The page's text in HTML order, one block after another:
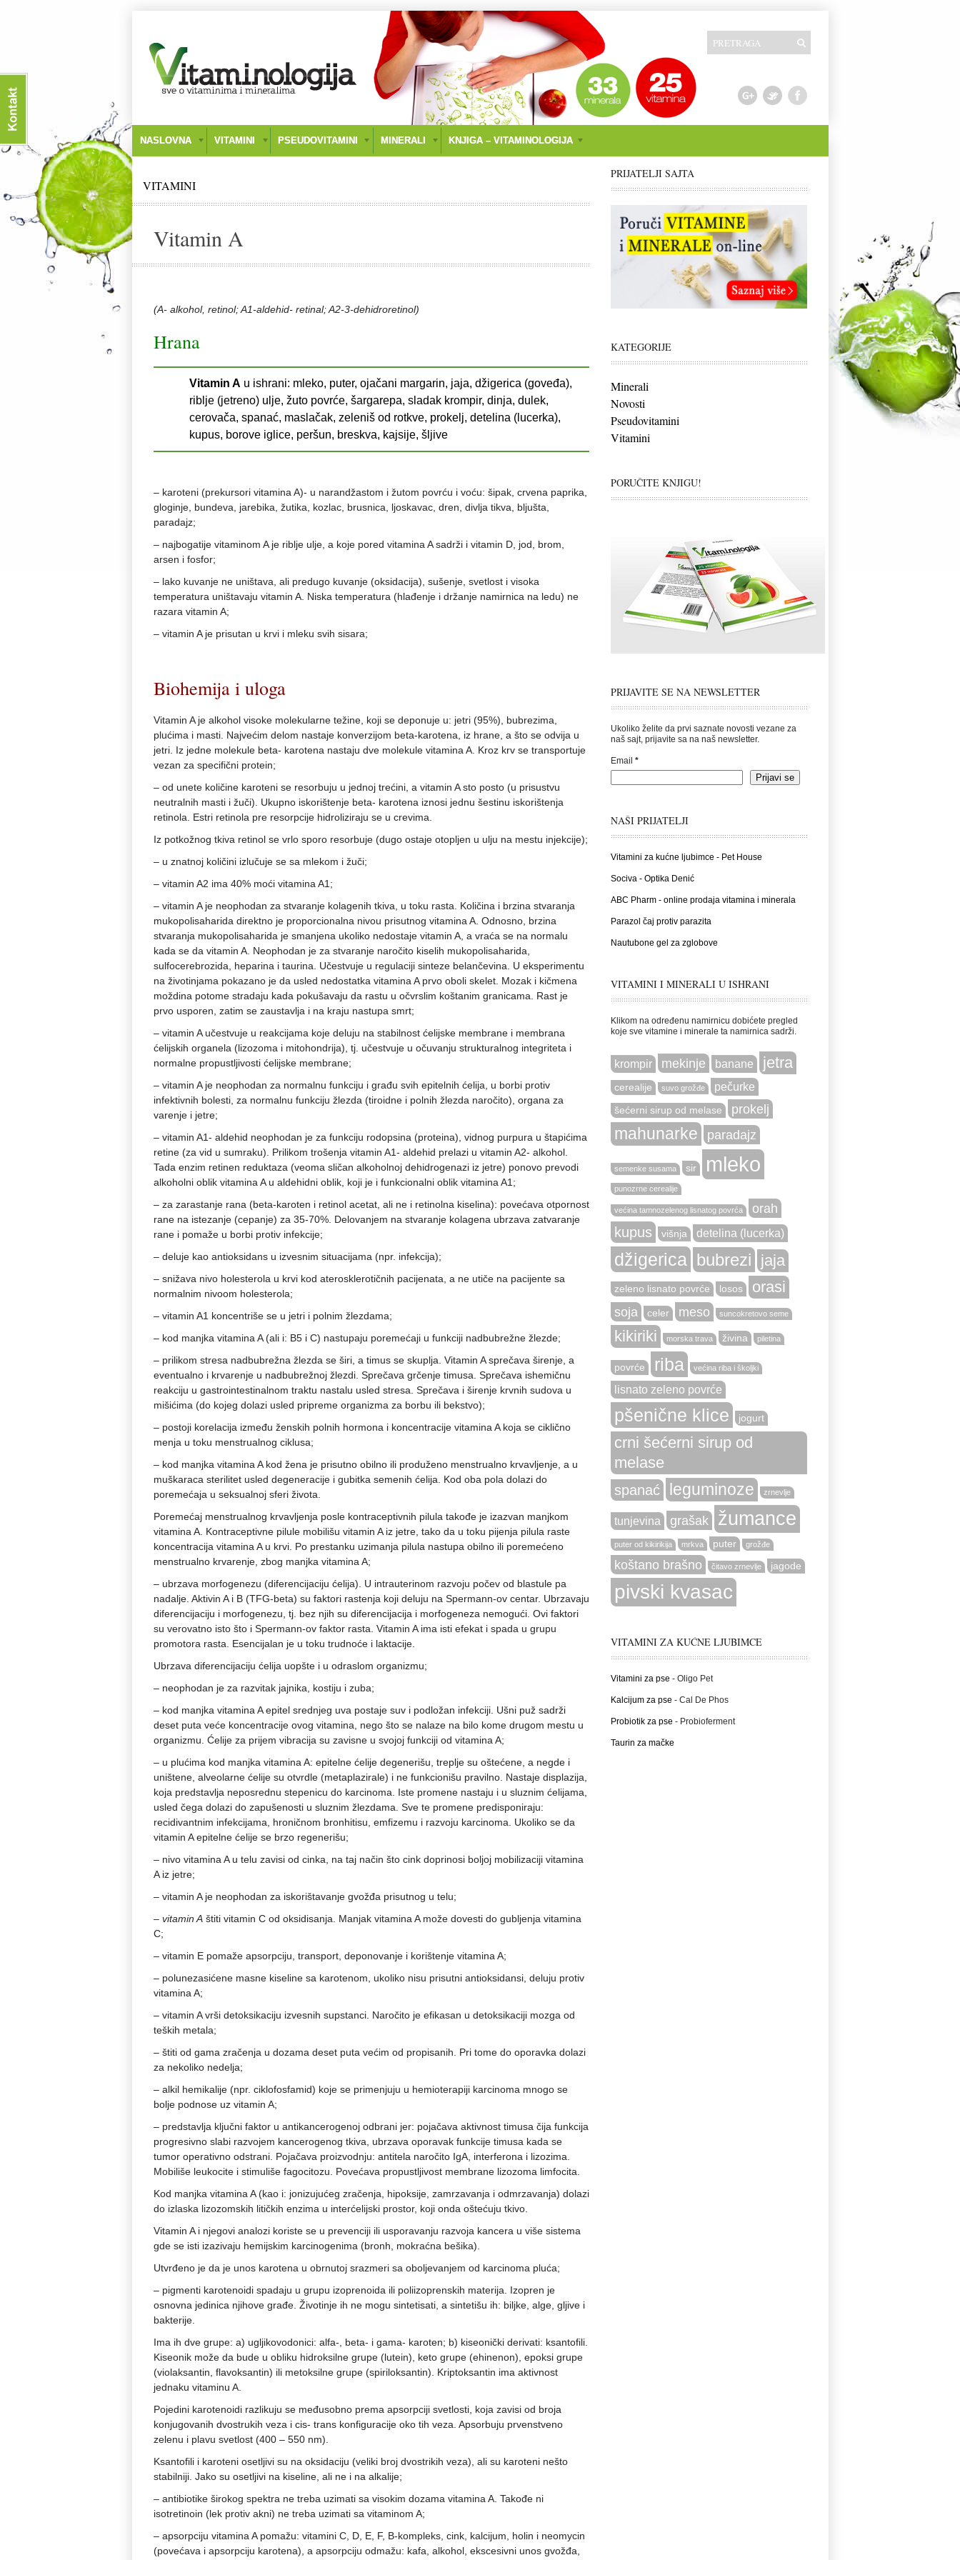
NASLOVNA VITAMINI PSEUDOVITAMINI MINERALI KNJIGA – VITAMINOLOGIJA
VITAMINI
Vitamin A
(A- alkohol, retinol; A1-aldehid- retinal; A2-3-dehidroretinol)
Hrana
Vitamin A u ishrani: mleko, puter, ojačani margarin, jaja, džigerica (goveđa),
riblje (jetreno) ulje, žuto povrće, šargarepa, sladak krompir, dinja, dulek,
cerovača, spanać, maslačak, zeleniš od rotkve, prokelj, detelina (lucerka),
kupus, borove iglice, peršun, breskva, kajsije, šljive
– karoteni (prekursori vitamina A)- u narandžastom i žutom povrću i voću: šipak, crvena paprika,
gloginje, bundeva, jarebika, žutika, kozlac, brusnica, ljoskavac, dren, divlja tikva, bljušta,
paradajz;
– najbogatije vitaminom A je riblje ulje, a koje pored vitamina A sadrži i vitamin D, jod, brom,
arsen i fosfor;
– lako kuvanje ne uništava, ali predugo kuvanje (oksidacija), sušenje, svetlost i visoka
temperatura uništavaju vitamin A. Niska temperatura (hlađenje i držanje namirnica na ledu) ne
razara vitamin A;
– vitamin A je prisutan u krvi i mleku svih sisara;
Biohemija i uloga
Vitamin A je alkohol visoke molekularne težine, koji se deponuje u: jetri (95%), bubrezima,
plućima i masti. Najvećim delom nastaje konverzijom beta-karotena, iz hrane, a što se odvija u
jetri. Iz jedne molekule beta- karotena nastaju dve molekule vitamina A. Kroz krv se transportuje
vezan za specifični protein;
– od unete količine karoteni se resorbuju u jednoj trećini, a vitamin A sto posto (u prisustvu
neutralnih masti i žuči). Ukupno iskorištenje beta- karotena iznosi jednu šestinu iskorištenja
retinola. Estri retinola pre resorpcije hidroliziraju se u crevima.
Iz potkožnog tkiva retinol se vrlo sporo resorbuje (dugo ostaje otopljen u ulju na mestu injekcije);
– u znatnoj količini izlučuje se sa mlekom i žuči;
– vitamin A2 ima 40% moći vitamina A1;
– vitamin A je neophodan za stvaranje kolagenih tkiva, u toku rasta. Količina i brzina stvaranja
mukopolisaharida direktno je proporcionalna nivou prisutnog vitamina A. Odnosno, brzina
stvaranja mukopolisaharida je smanjena ukoliko nedostaje vitamin A, a vraća se na normalu
kada se da vitamin A. Neophodan je za stvaranje naročito kiselih mukopolisaharida,
sulfocerebrozida, heparina i taurina. Učestvuje u regulaciji sinteze belančevina. U eksperimentu
na životinjama pokazano je da usled nedostatka vitamina A prvo oboli skelet. Mozak i kičmena
moždina potome stradaju kada pokušavaju da rastu u očvrslim koštanim granicama. Rast je
prvo usporen, zatim se zaustavlja i na kraju nastupa smrt;
– vitamin A učestvuje u reakcijama koje deluju na stabilnost ćelijske membrane i membrana
ćelijskih organela (lizozoma i mitohondrija), tj. učestvuje u očuvanju strukturalnog integriteta i
normalne propustljivosti ćelijske membrane;
– vitamin A je neophodan za normalnu funkciju i građu svih epitelnih ćelija, u borbi protiv
infektivnih bolesti, za normalnu funkciju žlezda (tiroidne i polnih žlezda naročito), organa za
varenje i jetre;
– vitamin A1- aldehid neophodan je za funkciju rodopsina (proteina), vidnog purpura u štapićima
retine (za vid u sumraku). Prilikom trošenja vitamin A1- aldehid prelazi u vitamin A2- alkohol.
Tada enzim retinen reduktaza (veoma sličan alkoholnoj dehidrogenazi iz jetre) ponovo prevodi
alkoholni oblik vitamina A u aldehidni oblik, koji je i funkcionalni oblik vitamina A1;
– za zarastanje rana (beta-karoten i retinol acetat, ali ne i retinolna kiselina): povećava otpornost
rane na istezanje (cepanje) za 35-70%. Delovanjem na stvaranje kolagena ubrzava zatvaranje
rane i pomaže u borbi protiv infekcije;
– deluje kao antioksidans u izvesnim situacijama (npr. infekcija);
– snižava nivo holesterola u krvi kod aterosklerotičnih pacijenata, a ne utiče na pacijente sa
normalnim nivoom holesterola;
– vitamin A1 koncentriše se u jetri i polnim žlezdama;
– kod manjka vitamina A (ali i: B5 i C) nastupaju poremećaji u funkciji nadbubrežne žlezde;
– prilikom stresa nadbubrežna žlezda se širi, a timus se skuplja. Vitamin A sprečava širenje, a
eventualno i krvarenje u nadbubrežnoj žlezdi. Sprečava grčenje timusa. Sprečava ishemičnu
reakciju u gastrointestinalnom traktu nastalu usled stresa. Sprečava i širenje krvnih sudova u
mišićima (do kojeg dolazi usled pripreme organizma za borbu ili bekstvo);
– postoji korelacija između ženskih polnih hormona i koncentracije vitamina A koja se ciklično
menja u toku menstrualnog ciklusa;
– kod manjka vitamina A kod žena je prisutno obilno ili produženo menstrualno krvavljenje, a u
muškaraca sterilitet usled degeneracije i gubitka semenih ćelija. Kod oba pola dolazi do
poremećaja u seksualnoj sferi života.
Poremećaj menstrualnog krvavljenja posle kontraceptivnih pilula takođe je izazvan manjkom
vitamina A. Kontraceptivne pilule mobilišu vitamin A iz jetre, tako da u toku pijenja pilula raste
koncentracija vitamina A u krvi. Po prestanku uzimanja pilula nastupa obilno ili poremećeno
menstrualno krvarenje, zbog manjka vitamina A;
– ubrzava morfogenezu (diferencijaciju ćelija). U intrauterinom razvoju počev od blastule pa
nadalje. Aktivin A i B (TFG-beta) su faktori rastenja koji deluju na Spermann-ov centar. Ubrzavaju
diferencijaciju i morfogenezu, tj. bez njih su diferencijacija i morfogeneza nemogući. Ovi faktori
su verovatno isto što i Spermann-ov faktor rasta. Vitamin A ima isti efekat i spada u grupu
promotora rasta. Esencijalan je u toku trudnoće i laktacije.
Ubrzava diferencijaciju ćelija uopšte i u odraslom organizmu;
– neophodan je za razvitak jajnika, kostiju i zuba;
– kod manjka vitamina A epitel srednjeg uva postaje suv i podložan infekciji. Ušni puž sadrži
deset puta veće koncentracije ovog vitamina, nego što se nalaze na bilo kome drugom mestu u
organizmu. Ćelije za prijem vibracija su zavisne u svojoj funkciji od vitamina A;
– u plućima kod manjka vitamina A: epitelne ćelije degenerišu, treplje su oštećene, a negde i
uništene, alveolarne ćelije su otvrdle (metaplazirale) i ne funkcionišu pravilno. Nastaje displazija,
koja predstavlja neposrednu stepenicu do karcinoma. Iste promene nastaju i u sluznim ćelijama,
usled čega dolazi do zapušenosti u sluznim žlezdama. Sve te promene predisponiraju:
recidivantnim infekcijama, hroničnom bronhitisu, emfizemu i razvoju karcinoma. Ukoliko se da
vitamin A epitelne ćelije se brzo regenerišu;
– nivo vitamina A u telu zavisi od cinka, na taj način što cink doprinosi boljoj mobilizaciji vitamina
A iz jetre;
– vitamin A je neophodan za iskorištavanje gvožđa prisutnog u telu;
– vitamin Aštiti vitamin C od oksidisanja. Manjak vitamina A može dovesti do gubljenja vitamina
C;
– vitamin E pomaže apsorpciju, transport, deponovanje i korištenje vitamina A;
– polunezasićene masne kiseline sa karotenom, ukoliko nisu prisutni antioksidansi, deluju protiv
vitamina A;
– vitamin A vrši detoksikaciju izvesnih supstanci. Naročito je efikasan u detoksikaciji mozga od
teških metala;
– štiti od gama zračenja u dozama deset puta većim od propisanih. Pri tome do oporavka dolazi
za nekoliko nedelja;
– alkil hemikalije (npr. ciklofosfamid) koje se primenjuju u hemioterapiji karcinoma mnogo se
bolje podnose uz vitamin A;
– predstavlja ključni faktor u antikancerogenoj odbrani jer: pojačava aktivnost timusa čija funkcija
progresivno slabi razvojem kancerogenog tkiva, ubrzava oporavak funkcije timusa kada se
tumor operativno odstrani. Pojačava proizvodnju: antitela naročito IgA, interferona i lizozima.
Mobiliše leukocite i stimuliše fagocitozu. Povećava propustljivost membrane lizozoma limfocita.
Kod manjka vitamina A (kao i: jonizujućeg zračenja, hipoksije, zamrzavanja i odmrzavanja) dolazi
do izlaska lizozomskih litičkih enzima u interćelijski prostor, koji onda oštećuju tkivo.
Vitamin A i njegovi analozi koriste se u prevenciji ili usporavanju razvoja kancera u više sistema
gde se isti izazivaju hemijskim karcinogenima (bronh, mokraćna bešika).
Utvrđeno je da je unos karotena u obrnutoj srazmeri sa oboljevanjem od karcinoma pluća;
– pigmenti karotenoidi spadaju u grupu izoprenoida ili poliizoprenskih materija. Izopren je
osnovna jedinica njihove građe. Životinje ih ne mogu sintetisati, a sintetišu ih: biljke, alge, gljive i
bakterije.
Ima ih dve grupe: a) ugljikovodonici: alfa-, beta- i gama- karoten; b) kiseonički derivati: ksantofili.
Kiseonik može da bude u obliku hidroksilne grupe (lutein), keto grupe (ehinenon), epoksi grupe
(violaksantin, flavoksantin) ili metoksilne grupe (spiriloksantin). Kriptoksantin ima aktivnost
jednaku vitaminu A.
Pojedini karotenoidi razlikuju se međusobno prema apsorpciji svetlosti, koja zavisi od broja
konjugovanih dvostrukih veza i cis- trans konfiguracije oko tih veza. Apsorbuju prvenstveno
zelenu i plavu svetlost (400 – 550 nm).
Ksantofili i karoteni osetljivi su na oksidaciju (veliki broj dvostrikih veza), ali su karoteni nešto
stabilniji. Jako su osetljivi na kiseline, ali ne i na alkalije;
– antibiotike širokog spektra ne treba uzimati sa visokim dozama vitamina A. Takođe ni
isotretinoin (lek protiv akni) ne treba uzimati sa vitaminom A;
– apsorpciju vitamina A pomažu: vitamini C, D, E, F, B-kompleks, cink, kalcijum, holin i neomycin
(povećava i apsorpciju karotena), a apsorpciju odmažu: kafa, alkohol, ekscesivni unos gvožđa,
PRIJATELJI SAJTA
KATEGORIJE
Minerali
Novosti
Pseudovitamini
Vitamini
PORUČITE KNJIGU!
PRIJAVITE SE NA NEWSLETTER
Ukoliko želite da prvi saznate novosti vezane za
naš sajt, prijavite sa na naš newsletter.
Email *
NAŠI PRIJATELJI
Vitamini za kućne ljubimce - Pet House
Sociva - Optika Denić
ABC Pharm - online prodaja vitamina i minerala
Parazol čaj protiv parazita
Nautubone gel za zglobove
VITAMINI I MINERALI U ISHRANI
Klikom na određenu namirnicu dobićete pregled
koje sve vitamine i minerale ta namirnica sadrži.
krompir mekinje banane jetra
cerealije suvo grožđe pečurke
šećerni sirup od melase prokelj
mahunarke paradajz
semenke susama sir mleko
punozrne cerealije
većina tamnozelenog lisnatog povrća orah
kupus višnja detelina (lucerka)
džigerica bubrezi jaja
zeleno lisnato povrće losos orasi
soja celer meso suncokretovo seme
kikiriki morska trava živina piletina
povrće riba većina riba i školjki
lisnato zeleno povrće
pšenične klice jogurt
crni šećerni sirup od
melase
spanać leguminoze zrnevlje
tunjevina grašak žumance
puter od kikirikija mrkva puter grožđe
koštano brašno čitavo zrnevlje jagode
pivski kvasac
VITAMINI ZA KUĆNE LJUBIMCE
Vitamini za pse - Oligo Pet
Kalcijum za pse - Cal De Phos
Probiotik za pse - Probioferment
Taurin za mačke